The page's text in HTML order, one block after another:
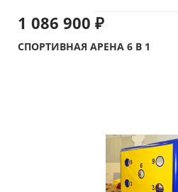
1 086 900 ₽
СПОРТИВНАЯ АРЕНА 6 В 1